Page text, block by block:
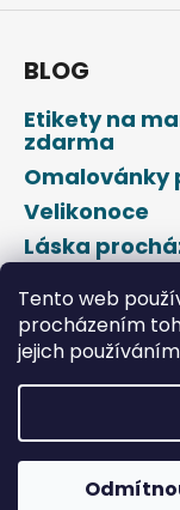
Tento web
procházením
jejich
í
?
D
o
o
r
BLOG
Etikety na
zdarma
Omalovánky
Velikonoce
Láska
Copyright